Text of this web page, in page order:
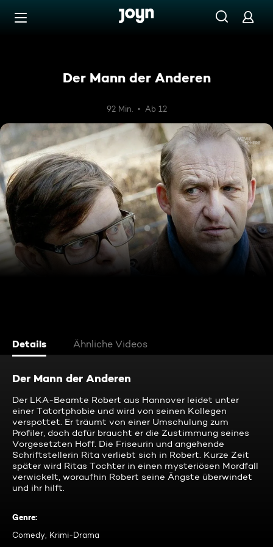
Zum Inhalt springen
Der Mann der Anderen
92 Min. Ab 12
Details Ähnliche Videos
Der Mann der Anderen
Der LKA-Beamte Robert aus Hannover leidet unter
einer Tatortphobie und wird von seinen Kollegen
verspottet. Er träumt von einer Umschulung zum
Profiler, doch dafür braucht er die Zustimmung seines
Vorgesetzten Hoff. Die Friseurin und angehende
Schriftstellerin Rita verliebt sich in Robert. Kurze Zeit
später wird Ritas Tochter in einen mysteriösen Mordfall
verwickelt, woraufhin Robert seine Ängste überwindet
und ihr hilft.
Genre:
Comedy, Krimi-Drama